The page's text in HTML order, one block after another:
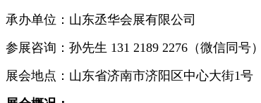
承办单位：山东丞华会展有限公司
参展咨询：孙先生 131 2189 2276 （微信同号）
展会地点： 山东省济南市济阳区中心大街1号